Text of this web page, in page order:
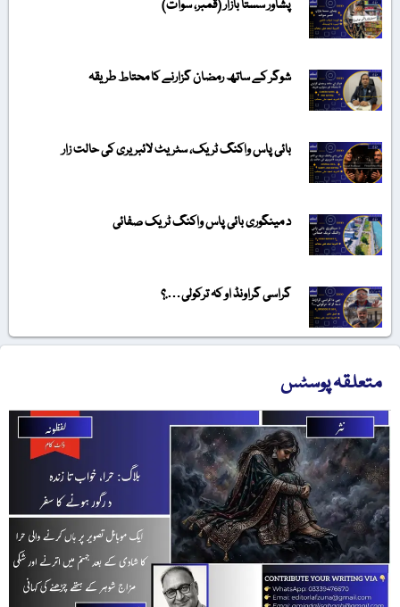
پشاور سستا بازار (قمبر، سوات)
شوگر کے ساتھ رمضان گزارنے کا محتاط طریقہ
بائی پاس واکنگ ٹریک، سٹریٹ لائبریری کی حالت زار
د مینگوری بائی پاس واکنگ ٹریک صفائی
گراسی گراونڈ او کہ ترکولی….؟
متعلقہ پوسٹس